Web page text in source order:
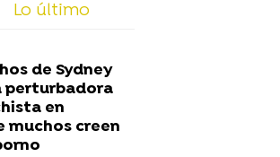
Lo último
de Sydney
perturbadora
en
muchos creen